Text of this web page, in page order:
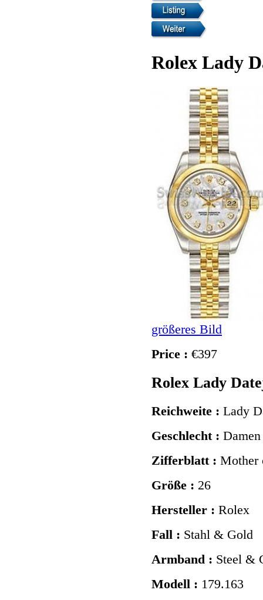
Rolex Lady
größeres Bild
Price : €397
Rolex Lady
Reichweite : Lady
Geschlecht : Damen
Zifferblatt : Mother
Größe : 26
Hersteller : Rolex
Fall : Stahl & Gold
Armband : Steel &
Modell : 179.163